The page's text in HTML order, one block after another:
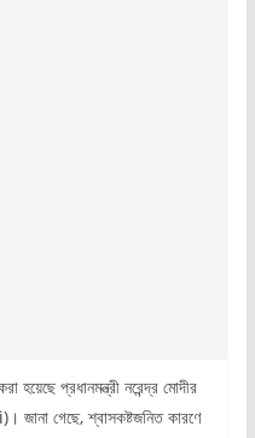
হয়েছে প্রধানমন্ত্রী নরেন্দ্র মোদীর
গেছে, শ্বাসকষ্টজনিত কারণে